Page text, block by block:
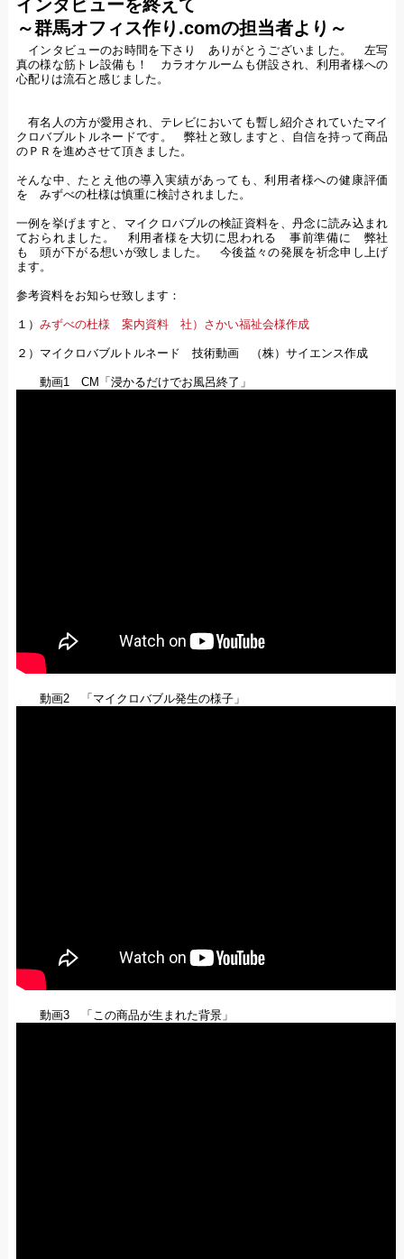
インタビューを終えて
～群馬オフィス作り.comの担当者より～
インタビューのお時間を下さり ありがとうございました。 左写
真の様な筋トレ設備も！ カラオケルームも併設され、利用者様への
心配りは流石と感じました。
有名人の方が愛用され、テレビにおいても暫し紹介されていたマイ
クロバブルトルネードです。 弊社と致しますと、自信を持って商品
のＰＲを進めさせて頂きました。
そんな中、たとえ他の導入実績があっても、利用者様への健康評価
を みずべの杜様は慎重に検討されました。
一例を挙げますと、マイクロバブルの検証資料を、丹念に読み込まれ
ておられました。 利用者様を大切に思われる 事前準備に 弊社
も 頭が下がる想いが致しました。 今後益々の発展を祈念申し上げ
ます。
参考資料をお知らせ致します：
１） みずべの杜様 案内資料 社）さかい福祉会様作成
２）マイクロバブルトルネード 技術動画 （株）サイエンス作成
動画1 CM「浸かるだけでお風呂終了」
動画2 「マイクロバブル発生の様子」
動画3 「この商品が生まれた背景」